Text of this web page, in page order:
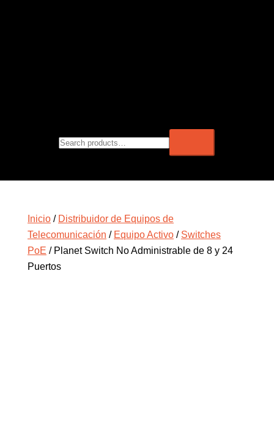
Inicio / Distribuidor de Equipos de
Telecomunicación / Equipo Activo / Switches
PoE / Planet Switch No Administrable de 8 y 24
Puertos